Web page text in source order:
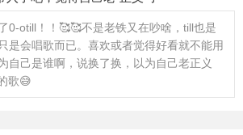
0-otill！！🥰🥰不是老铁又在吵啥，till也是
是会唱歌而已。喜欢或者觉得好看就不能用
自己是谁啊，说换了换，以为自己老正义
歌😅